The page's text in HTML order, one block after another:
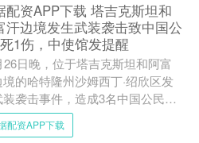
配资APP下载 塔吉克斯坦和
汗边境发生武装袭击致中国公
1伤，中使馆发提醒
26日晚，位于塔吉克斯坦和阿富
的哈特隆州沙姆西丁·绍欣区发
袭击事件，造成3名中国公民死
名中国公民受伤。 中国驻塔使馆
责这一严重犯罪....
配资APP下载